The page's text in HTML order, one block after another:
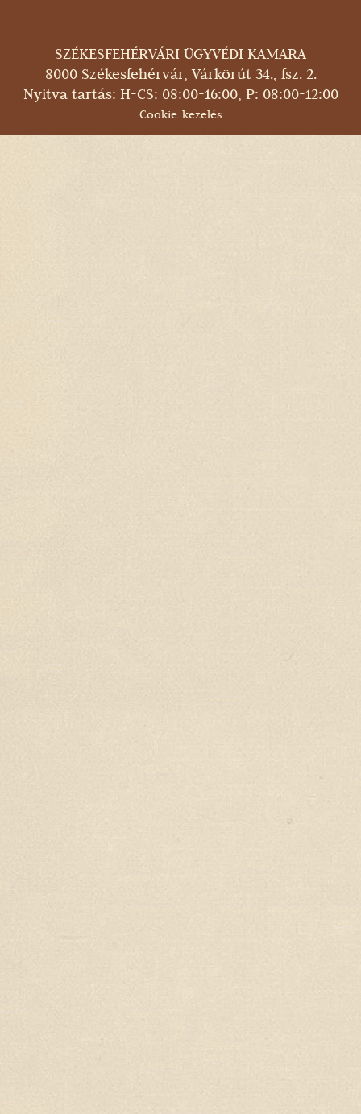
SZÉKESFEHÉRVÁRI ÜGYVÉDI KAMARA
8000 Székesfehérvár, Várkörút 34., fsz. 2.
Nyitva tartás: H-CS: 08:00-16:00, P: 08:00-12:00
Cookie-kezelés